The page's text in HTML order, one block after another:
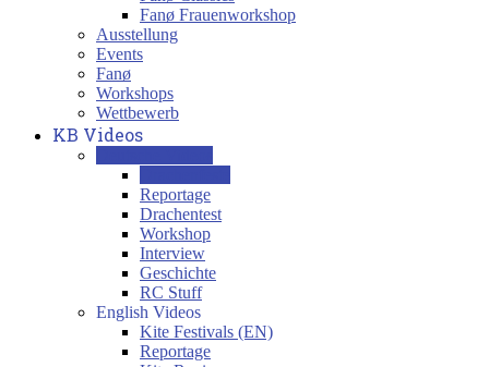
Fanø Frauenworkshop
Ausstellung
Events
Fanø
Workshops
Wettbewerb
KB Videos
Reportage
Drachentest
Workshop
Interview
Geschichte
RC Stuff
English Videos
Kite Festivals (EN)
Reportage